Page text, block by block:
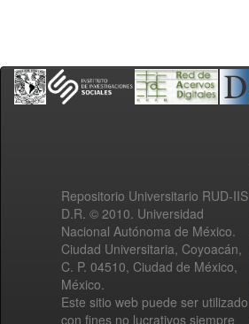
Repositorio Universitario RUD-IIS
D.R. © 2010. Universidad
Nacional Autónoma de México.
Ciudad Universitaria, Coyoacán,
C. P. 04510, Ciudad de México,
México.
Este sitio web puede ser utilizado
con fines no lucrativos siempre